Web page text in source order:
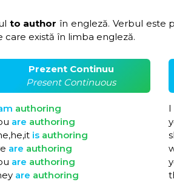
to author în engleză. Verbul este
există în limba engleză.
Prezent Continuu
Present Continuous
authoring
are authoring
is authoring
are authoring
are authoring
are authoring
I